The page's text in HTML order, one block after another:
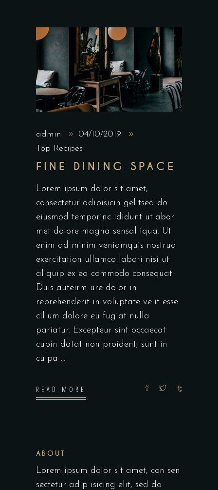
admin
04/10/2019
Top Recipes
FINE DINING SPACE
Lorem ipsum dolor sit amet,
consectetur adipisicin gelitsed do
eiusmod temporinc ididunt utlabor
met dolore magna sensal iqua. Ut
enim ad minim veniamquis nostrud
exercitation ullamco labori nisi ut
aliquip ex ea commodo consequat.
Duis auteirm ure dolor in
reprehenderit in voluptate velit esse
cillum dolore eu fugiat nulla
pariatur. Excepteur sint occaecat
cupin datat non proident, sunt in
culpa
READ MORE
ABOUT
Lorem ipsum dolor sit amet, con sen
sectetur adip isicing elit, sed do